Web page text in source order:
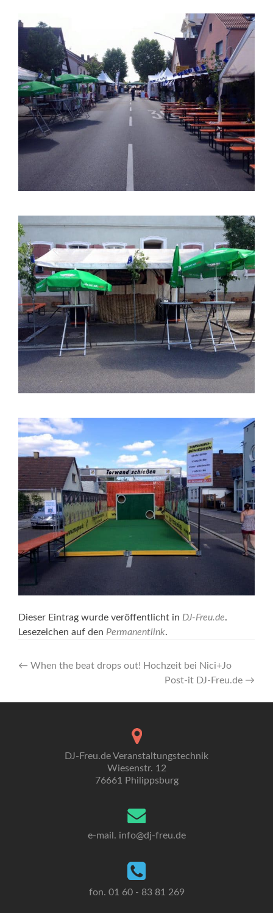
Dieser Eintrag wurde veröffentlicht in DJ-Freu.de.
Lesezeichen auf den Permanentlink.
Artikel-
← When the beat drops out! Hochzeit bei Nici+Jo
Post-it DJ-Freu.de →
DJ-Freu.de Veranstaltungstechnik
Wiesenstr. 12
76661 Philippsburg
e-mail. info@dj-freu.de
fon. 01 60 - 83 81 269